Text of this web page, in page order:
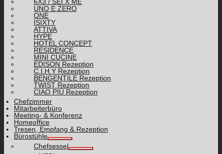
UNO E ZERO
ONE
ISIXTY
ATTIVA
HYPE
HOTEL CONCEPT
RESIDENCE
MINI CUCINE
EDISON Rezeption
C.I.H.Y Rezeption
BENGENTILE Rezeption
TWIST Rezeption
CIAO PIÙ Rezeption
Chefzimmer
Mitarbeiterbüro
Meeting- & Konferenz
Homeoffice
Tresen, Empfang & Rezeption
Bürostühle
Chefsessel